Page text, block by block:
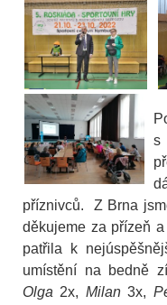
s
příznivců. Z Brna
děkujeme za přízeň
patřila k
umístění na bedně
Olga 2x, Milan3x,